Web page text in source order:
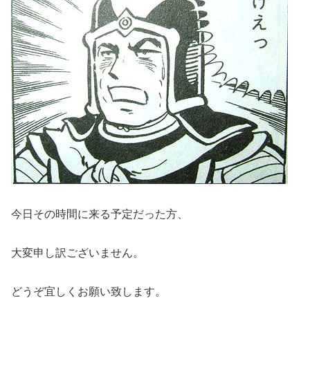
今日その時間に来る予定だった方、
大変申し訳ございません。
どうぞ宜しくお願い致します。